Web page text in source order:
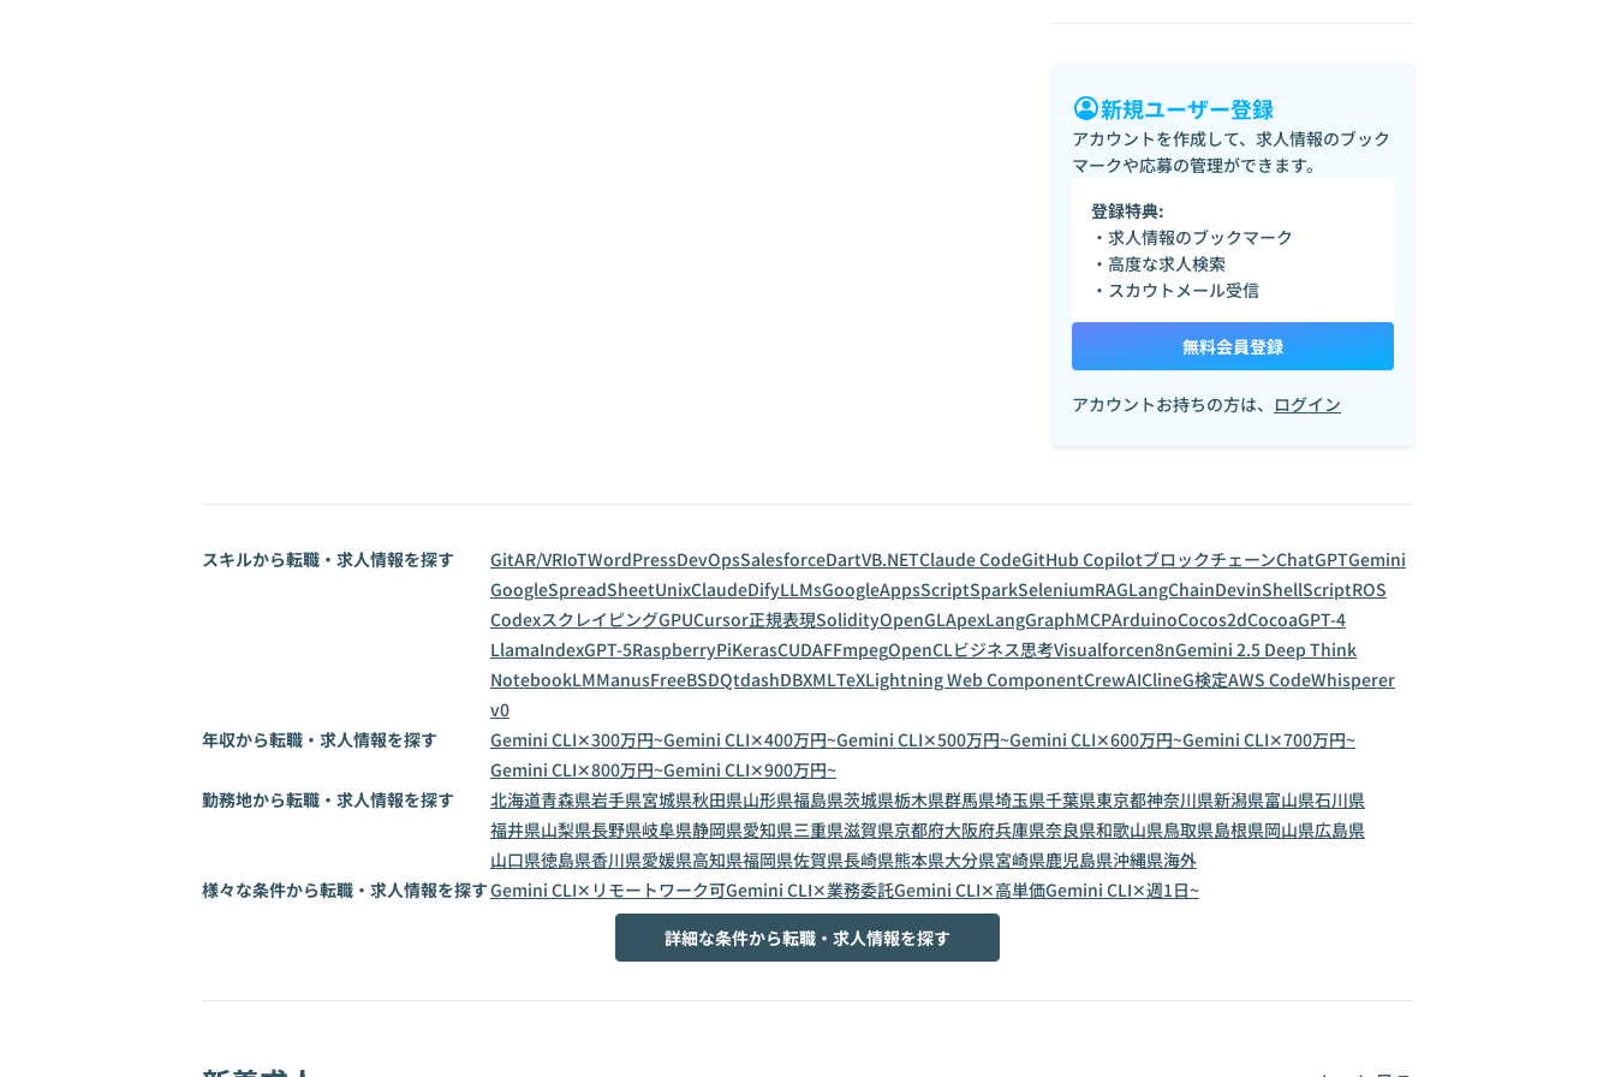
新規ユーザー登録
アカウントを作成して、求人情報のブック
マークや応募の管理ができます。
登録特典:
・求人情報のブックマーク
・高度な求人検索
・スカウトメール受信
無料会員登録
アカウントお持ちの方は、 ログイン
スキルから転職・求人情報を探す GitAR/VRIoTWordPressDevOpsSalesforceDartVB.NETClaude CodeGitHub CopilotブロックチェーンChatGPTGemini
GoogleSpreadSheetUnixClaudeDifyLLMsGoogleAppsScriptSparkSeleniumRAGLangChainDevinShellScriptROS
CodexスクレイピングGPUCursor正規表現SolidityOpenGLApexLangGraphMCPArduinoCocos2dCocoaGPT-4
LlamaIndexGPT-5RaspberryPiKerasCUDAFFmpegOpenCLビジネス思考Visualforcen8nGemini 2.5 Deep Think
NotebookLMManusFreeBSDQtdashDBXMLTeXLightning Web ComponentCrewAIClineG検定AWS CodeWhisperer
v0
年収から転職・求人情報を探す
Gemini CLI✕300万円~Gemini CLI✕400万円~Gemini CLI✕500万円~Gemini CLI✕600万円~Gemini CLI✕700万円~
Gemini CLI✕800万円~Gemini CLI✕900万円~
勤務地から転職・求人情報を探す
北海道青森県岩手県宮城県秋田県山形県福島県茨城県栃木県群馬県埼玉県千葉県東京都神奈川県新潟県富山県石川県
福井県山梨県長野県岐阜県静岡県愛知県三重県滋賀県京都府大阪府兵庫県奈良県和歌山県鳥取県島根県岡山県広島県
山口県徳島県香川県愛媛県高知県福岡県佐賀県長崎県熊本県大分県宮崎県鹿児島県沖縄県海外
様々な条件から転職・求人情報を探すGemini CLI✕リモートワーク可Gemini CLI✕業務委託Gemini CLI✕高単価Gemini CLI✕週1日~
詳細な条件から転職・求人情報を探す